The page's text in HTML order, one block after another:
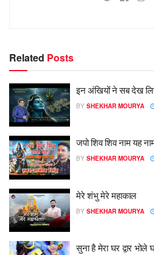
Related Posts
इन अंखियों ने सब देख
BY SHEKHAR MOURYA
जपो शिव शिव नाम यह
BY SHEKHAR MOURYA
मेरे शंभु मेरे महाकाल
BY SHEKHAR MOURYA
सुना है मेरा घर द्वार